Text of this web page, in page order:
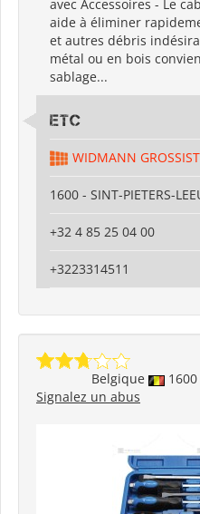
avec Accessoires - Le
aide à éliminer
et autres débris
métal ou en bois
sablage...
ETC
WIDMANN
1600 - SINT-PIETERS-
+32 4 85 25 04 00
+3223314511
Belgique 1600
Signalez un abus